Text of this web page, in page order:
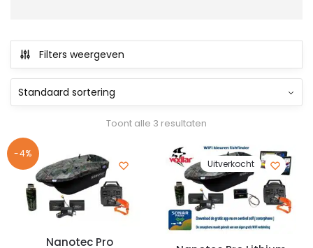
Filters weergeven
Toont alle 3 resultaten
-4%
Nanotec Pro
Uitverkocht